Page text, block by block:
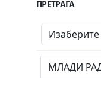
ПРЕТРАГА